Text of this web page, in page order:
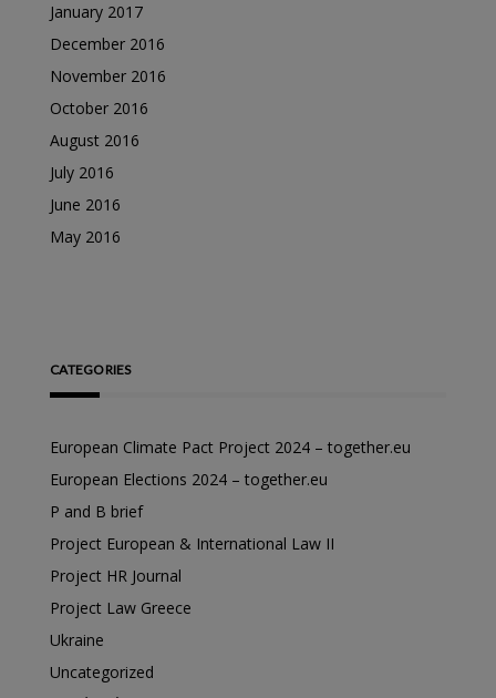
January 2017
December 2016
November 2016
October 2016
August 2016
July 2016
June 2016
May 2016
CATEGORIES
European Climate Pact Project 2024 – together.eu
European Elections 2024 – together.eu
P and B brief
Project European & International Law II
Project HR Journal
Project Law Greece
Ukraine
Uncategorized